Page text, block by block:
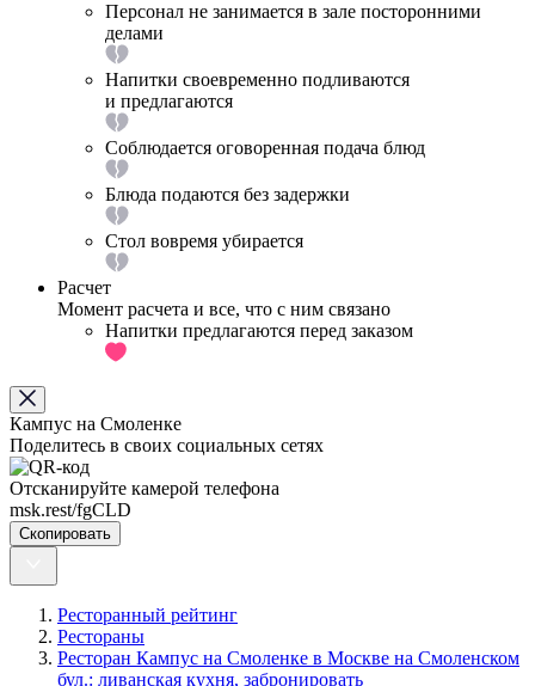
Персонал не занимается в зале посторонними
делами
Напитки своевременно подливаются
и предлагаются
Соблюдается оговоренная подача блюд
Блюда подаются без задержки
Стол вовремя убирается
Расчет
Момент расчета и все, что с ним связано
Напитки предлагаются перед заказом
Кампус на Смоленке
Поделитесь в своих социальных сетях
Отсканируйте камерой телефона
msk.rest/fgCLD
Скопировать
Ресторанный рейтинг
Рестораны
Ресторан Кампус на Смоленке в Москве на Смоленском
бул.: ливанская кухня, забронировать